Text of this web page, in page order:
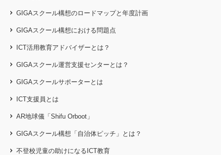
GIGAスクール構想のロードマップと年度計画
GIGAスクール構想における問題点
ICT活用教育アドバイザーとは？
GIGAスクール運営支援センターとは？
GIGAスクールサポーターとは
ICT支援員とは
AR地球儀「Shifu Orboot」
GIGAスクール構想「自治体ピッチ」とは？
不登校児童の助けになるICT教育